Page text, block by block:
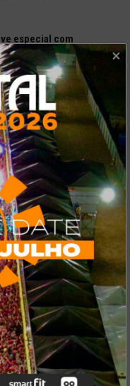
especial com
Antigas’
site?